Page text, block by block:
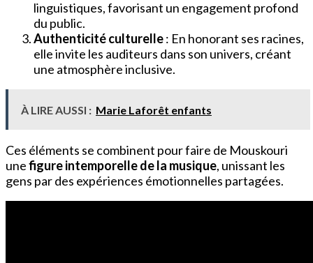
linguistiques, favorisant un engagement profond
du public.
Authenticité culturelle: En honorant ses racines,
elle invite les auditeurs dans son univers, créant
une atmosphère inclusive.
À LIRE AUSSI : Marie Laforêt enfants
Ces éléments se combinent pour faire de Mouskouri
unefigure intemporelle de la musique, unissant les
gens par des expériences émotionnelles partagées.